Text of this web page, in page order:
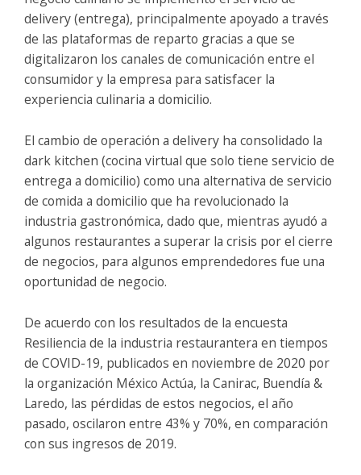
delivery (entrega), principalmente apoyado a través
de las plataformas de reparto gracias a que se
digitalizaron los canales de comunicación entre el
consumidor y la empresa para satisfacer la
experiencia culinaria a domicilio.
El cambio de operación a delivery ha consolidado la
dark kitchen (cocina virtual que solo tiene servicio de
entrega a domicilio) como una alternativa de servicio
de comida a domicilio que ha revolucionado la
industria gastronómica, dado que, mientras ayudó a
algunos restaurantes a superar la crisis por el cierre
de negocios, para algunos emprendedores fue una
oportunidad de negocio.
De acuerdo con los resultados de la encuesta
Resiliencia de la industria restaurantera en tiempos
de COVID-19, publicados en noviembre de 2020 por
la organización México Actúa, la Canirac, Buendía &
Laredo, las pérdidas de estos negocios, el año
pasado, oscilaron entre 43% y 70%, en comparación
con sus ingresos de 2019.